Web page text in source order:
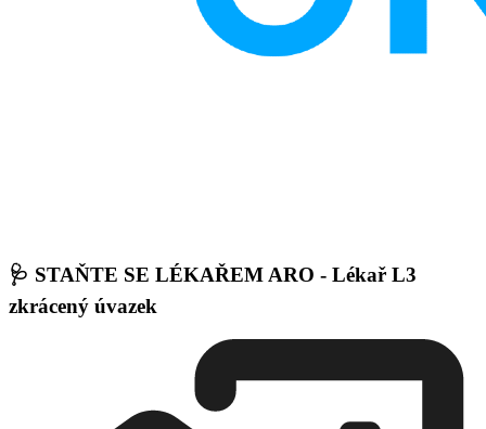
🩺 STAŇTE SE LÉKAŘEM ARO - Lékař L3
zkrácený úvazek